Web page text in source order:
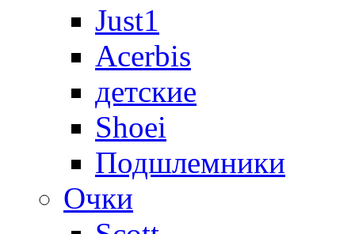
Just1
Acerbis
детские
Shoei
Подшлемники
Очки